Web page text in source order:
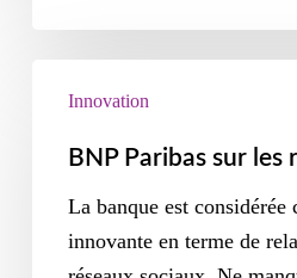
Innovation
BNP Paribas sur les
La banque est considérée
innovante en terme de